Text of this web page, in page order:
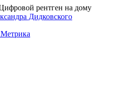
Дидковского